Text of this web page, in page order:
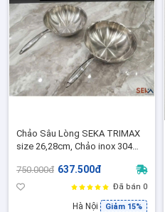
Chảo Sâu Lòng SEKA TRIMAX
size 26,28cm, Chảo inox 304
mọi loại bếp
750.000đ 637.500đ
Đã bán 0
Hà Nội Giảm 15%